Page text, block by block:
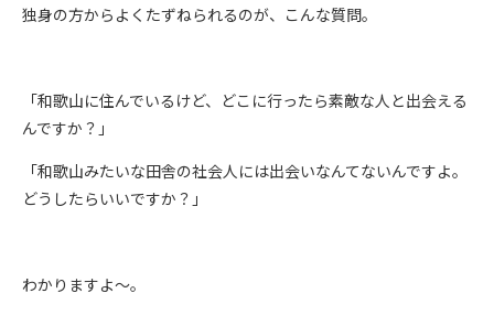
独身の方からよくたずねられるのが、こんな質問。
「和歌山に住んでいるけど、どこに行ったら素敵な人と出会える
んですか？」
「和歌山みたいな田舎の社会人には出会いなんてないんですよ。
どうしたらいいですか？」
わかりますよ～。